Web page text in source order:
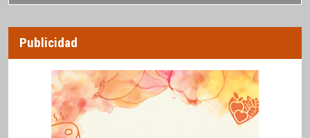
Publicidad